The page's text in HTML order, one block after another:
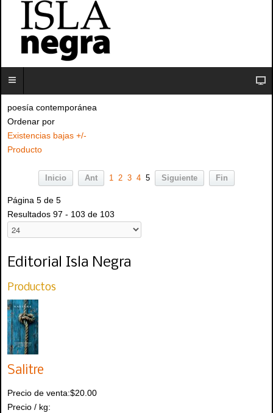
poesía contemporánea
Ordenar por
Existencias bajas +/-
Producto
Inicio Ant 1 2 3 4 5 Siguiente Fin
Página 5 de 5
Resultados 97 - 103 de 103
Editorial Isla Negra
Productos
Salitre
Precio de venta:$20.00
Precio / kg: